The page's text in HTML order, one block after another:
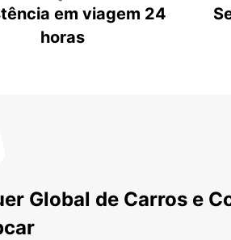
em viagem 24
horas
Global de Carros e